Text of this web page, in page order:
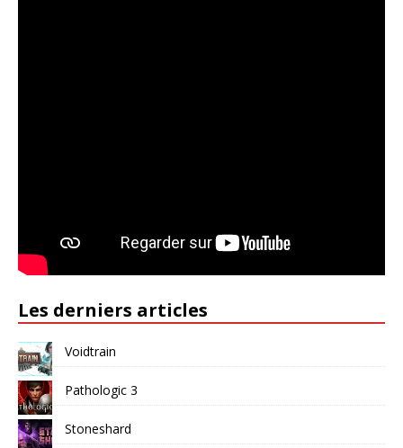
Les derniers articles
Voidtrain
Pathologic 3
Stoneshard